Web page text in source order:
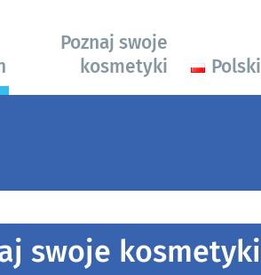
Poznaj swoje
kosmetyki
Polski
swoje kosmetyki